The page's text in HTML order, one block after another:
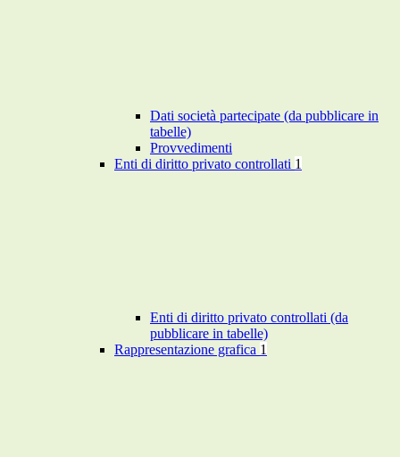
Dati società partecipate (da pubblicare in
tabelle)
Provvedimenti
Enti di diritto privato controllati 1
Enti di diritto privato controllati (da
pubblicare in tabelle)
Rappresentazione grafica 1